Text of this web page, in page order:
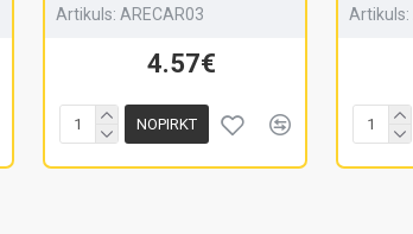
Artikuls: ARECAR03
4.57€
NOPIRKT
Artikuls: